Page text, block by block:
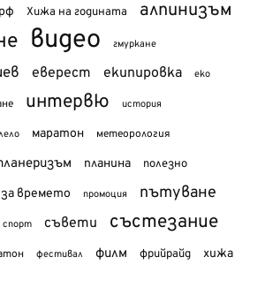
Хижа на годината алпинизъм
видео гмуркане
еверест екипировка еко
интервю история
маратон метеорология
планина полезно
времето промоция пътуване
спорт съвети състезание
фестивал филм фрийрайд хижа